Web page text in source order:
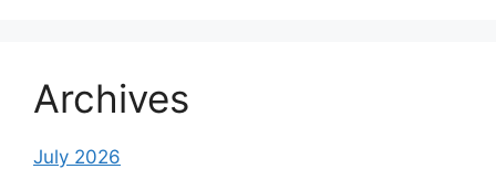
Archives
July 2026